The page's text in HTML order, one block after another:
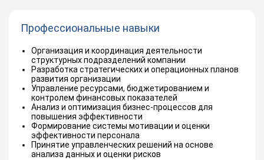
Профессиональные навыки
Организация и координация деятельности
структурных подразделений компании
Разработка стратегических и операционных планов
развития организации
Управление ресурсами, бюджетированием и
контролем финансовых показателей
Анализ и оптимизация бизнес-процессов для
повышения эффективности
Формирование системы мотивации и оценки
эффективности персонала
Принятие управленческих решений на основе
анализа данных и оценки рисков